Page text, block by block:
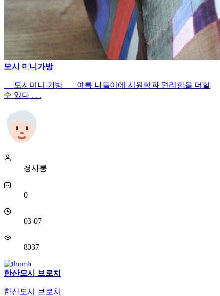
모시 미니가방
모시미니 가방 여름 나들이에 시원함과 편리함을 더할
수 있다 . . .
청사롱
0
03-07
8037
한산모시 브로치
한산모시 브로치